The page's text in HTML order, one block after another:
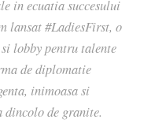
in ecuatia succesului
lansat #LadiesFirst, o
lobby pentru talente
de diplomatie
inimoasa si
dincolo de granite.